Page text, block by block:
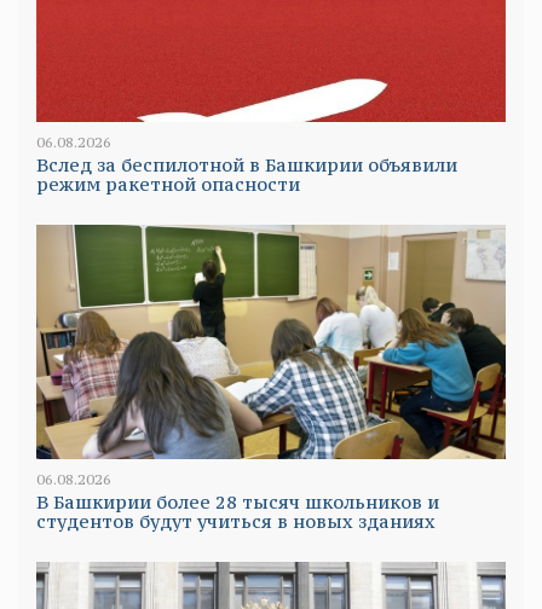
06.08.2026
Вслед за беспилотной в Башкирии объявили
режим ракетной опасности
06.08.2026
В Башкирии более 28 тысяч школьников и
студентов будут учиться в новых зданиях